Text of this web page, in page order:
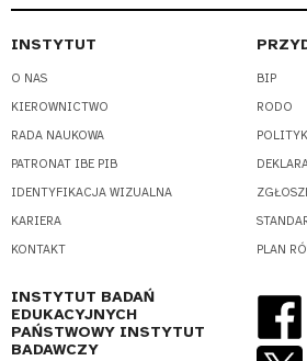
INSTYTUT
O NAS
KIEROWNICTWO
RADA NAUKOWA
PATRONAT IBE PIB
IDENTYFIKACJA WIZUALNA
KARIERA
KONTAKT
BIP
RODO
PLAN
INSTYTUT BADAŃ
EDUKACYJNYCH
PAŃSTWOWY INSTYTUT
BADAWCZY